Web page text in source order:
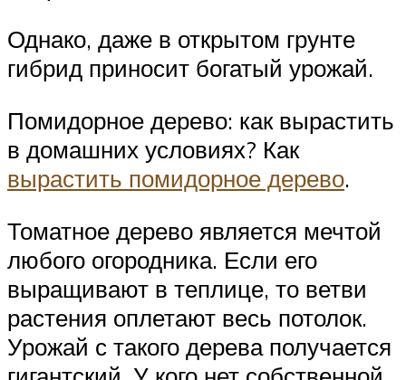
Однако, даже в открытом грунте
гибрид приносит богатый урожай.
Помидорное дерево: как вырастить
в домашних условиях? Как
вырастить помидорное дерево.
Томатное дерево является мечтой
любого огородника. Если его
выращивают в теплице, то ветви
растения оплетают весь потолок.
Урожай с такого дерева получается